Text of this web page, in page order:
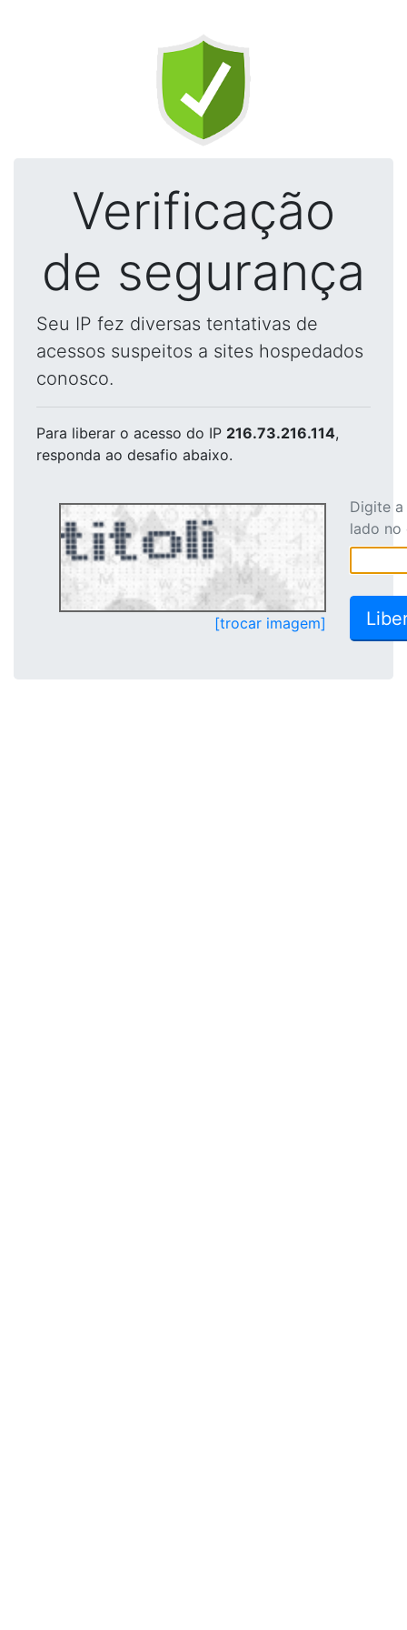
Verificação
de segurança
Seu IP fez diversas tentativas de
acessos suspeitos a sites hospedados
conosco.
Para liberar o acesso do IP 216.73.216.114,
responda ao desafio abaixo.
[trocar imagem]
Digite
lado no